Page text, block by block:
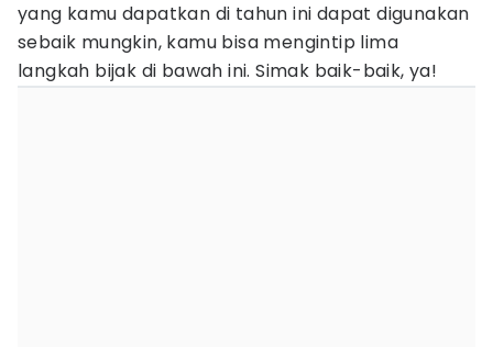
yang kamu dapatkan di tahun ini dapat digunakan
sebaik mungkin, kamu bisa mengintip lima
langkah bijak di bawah ini. Simak baik-baik, ya!